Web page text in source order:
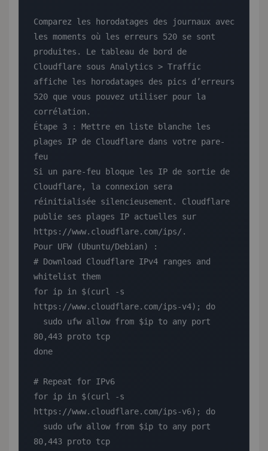
Comparez les horodatages des journaux avec
les moments où les erreurs 520 se sont
produites. Le tableau de bord de
Cloudflare sous Analytics > Traffic
affiche les horodatages des pics d’erreurs
520 que vous pouvez utiliser pour la
corrélation.
Étape 3 : Mettre en liste blanche les
plages IP de Cloudflare dans votre pare-
feu
Si un pare-feu bloque les IP de sortie de
Cloudflare, la connexion sera
réinitialisée silencieusement. Cloudflare
publie ses plages IP actuelles sur
https://www.cloudflare.com/ips/.
Pour UFW (Ubuntu/Debian) :
# Download Cloudflare IPv4 ranges and
whitelist them
for ip in $(curl -s
https://www.cloudflare.com/ips-v4); do
80,443 proto tcp
done
# Repeat for IPv6
for ip in $(curl -s
https://www.cloudflare.com/ips-v6); do
80,443 proto tcp